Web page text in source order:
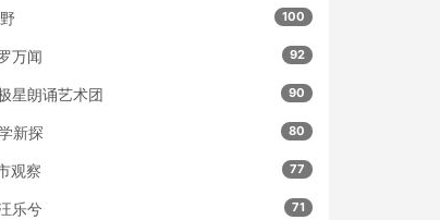
100
万闻 92
星朗诵艺术团 90
新探 80
观察 77
乐兮 71